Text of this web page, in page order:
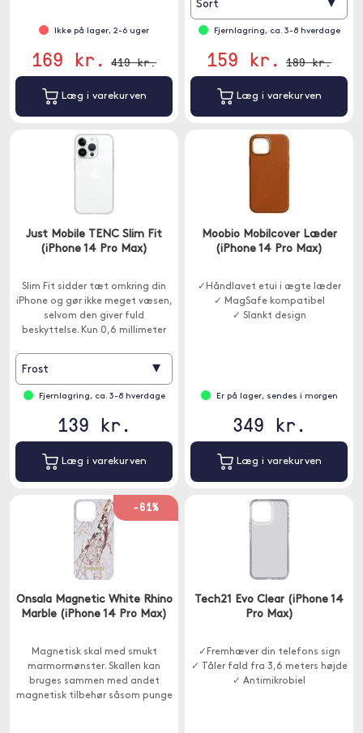
Ikke på lager, 2-6 uger
169 kr. 419 kr.
Læg i varekurven
Sort ▾
Fjernlagring, ca. 3-8 hverdage
159 kr. 189 kr.
Læg i varekurven
Just Mobile TENC Slim Fit
(iPhone 14 Pro Max)
Slim Fit sidder tæt omkring din
iPhone og gør ikke meget væsen,
selvom den giver fuld
beskyttelse. Kun 0,6 millimeter
Frost ▾
Fjernlagring, ca. 3-8 hverdage
139 kr.
Læg i varekurven
Moobio Mobilcover Læder
(iPhone 14 Pro Max)
✓Håndlavet etui i ægte læder
✓ MagSafe kompatibel
✓ Slankt design
Er på lager, sendes i morgen
349 kr.
Læg i varekurven
-61%
Onsala Magnetic White Rhino
Marble (iPhone 14 Pro Max)
Magnetisk skal med smukt
marmormønster. Skallen kan
bruges sammen med andet
magnetisk tilbehør såsom punge
Tech21 Evo Clear (iPhone 14
Pro Max)
✓Fremhæver din telefons sign
✓ Tåler fald fra 3,6 meters højde
✓ Antimikrobiel